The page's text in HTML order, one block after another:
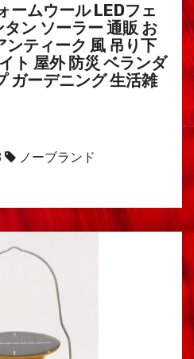
ームウール LEDフェ
ン ソーラー 通販 お
ンティーク 風 吊り下
ト 屋外 防災 ベランダ
ガーデニング 生活雑
ノーブランド